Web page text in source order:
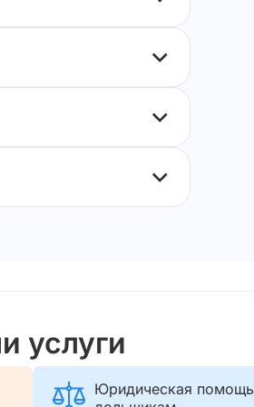
услуги
Юридическая помощь